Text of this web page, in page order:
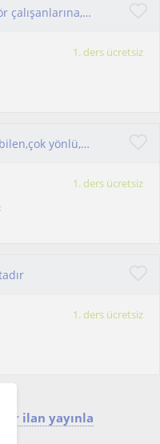
İktisat fakültesi veya girmek isteyen öğrecilerine,özel sektör çalışanlarına, siyasi kariyer hedefi olanların öğretmeni
1. ders ücretsiz
Yeni şeyler öğrenmeye ve öğretmeye açık, kolay ezberletebilen,çok yönlü,eğitici ve ilgi çekici
1. ders ücretsiz
1. ders ücretsiz
ilan yayınla